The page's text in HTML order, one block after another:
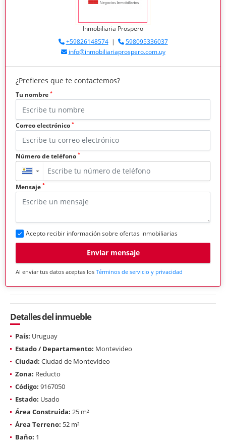
Inmobiliaria Prospero
+59826148574|
598095336037
info@inmobiliariaprospero.com.uy
¿Prefieres que te contactemos?
Tu nombre *
Correo electrónico *
Número de teléfono *
▼
Mensaje *
Acepto recibir información sobre ofertas inmobiliarias
Enviar mensaje
Al enviar tus datos aceptas los Términos de servicio y privacidad
Detalles del inmueble
País: Uruguay
Estado / Departamento: Montevideo
Ciudad: Ciudad de Montevideo
Zona: Reducto
Código: 9167050
Estado: Usado
Área Construida: 25 m²
Área Terreno: 52 m²
Baño: 1